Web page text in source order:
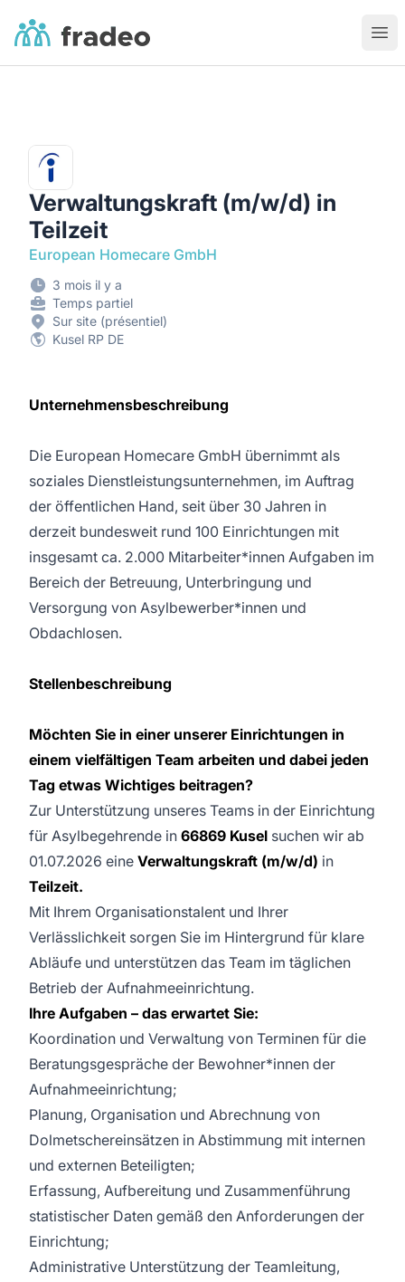
Fradeo
Verwaltungskraft (m/w/d) in
Teilzeit
European Homecare GmbH
3 mois il y a
Temps partiel
Sur site (présentiel)
Kusel RP DE
Unternehmensbeschreibung
Die European Homecare GmbH übernimmt als
soziales Dienstleistungsunternehmen, im Auftrag
der öffentlichen Hand, seit über 30 Jahren in
derzeit bundesweit rund 100 Einrichtungen mit
insgesamt ca. 2.000 Mitarbeiter*innen Aufgaben im
Bereich der Betreuung, Unterbringung und
Versorgung von Asylbewerber*innen und
Obdachlosen.
Stellenbeschreibung
Möchten Sie in einer unserer Einrichtungen in
einem vielfältigen Team arbeiten und dabei jeden
Tag etwas Wichtiges beitragen?
Zur Unterstützung unseres Teams in der Einrichtung
für Asylbegehrende in 66869 Kusel suchen wir ab
01.07.2026 eine Verwaltungskraft (m/w/d) in
Teilzeit.
Mit Ihrem Organisationstalent und Ihrer
Verlässlichkeit sorgen Sie im Hintergrund für klare
Abläufe und unterstützen das Team im täglichen
Betrieb der Aufnahmeeinrichtung.
Ihre Aufgaben – das erwartet Sie:
Koordination und Verwaltung von Terminen für die
Beratungsgespräche der Bewohner*innen der
Aufnahmeeinrichtung;
Planung, Organisation und Abrechnung von
Dolmetschereinsätzen in Abstimmung mit internen
und externen Beteiligten;
Erfassung, Aufbereitung und Zusammenführung
statistischer Daten gemäß den Anforderungen der
Einrichtung;
Administrative Unterstützung der Teamleitung,